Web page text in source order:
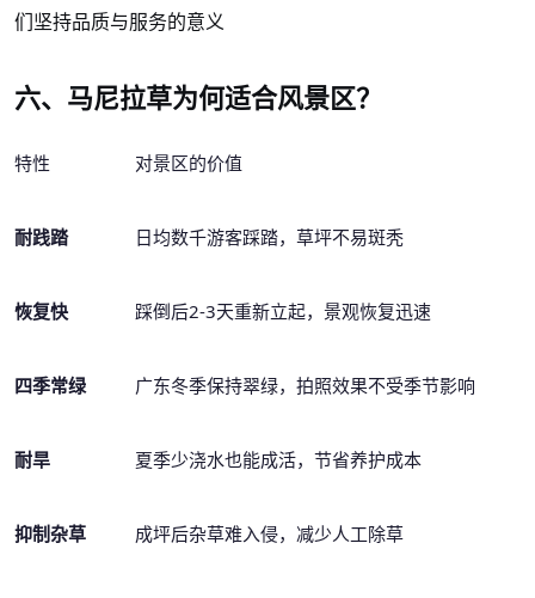
们坚持品质与服务的意义
六、马尼拉草为何适合风景区？
特性 对景区的价值
耐践踏 日均数千游客踩踏，草坪不易斑秃
恢复快 踩倒后2-3天重新立起，景观恢复迅速
四季常绿 广东冬季保持翠绿，拍照效果不受季节影响
耐旱 夏季少浇水也能成活，节省养护成本
抑制杂草 成坪后杂草难入侵，减少人工除草